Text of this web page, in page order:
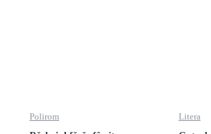
Polirom
Litera